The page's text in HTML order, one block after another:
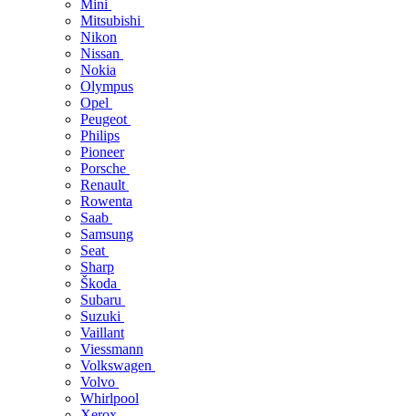
Mini
Mitsubishi
Nikon
Nissan
Nokia
Olympus
Opel
Peugeot
Philips
Pioneer
Porsche
Renault
Rowenta
Saab
Samsung
Seat
Sharp
Škoda
Subaru
Suzuki
Vaillant
Viessmann
Volkswagen
Volvo
Whirlpool